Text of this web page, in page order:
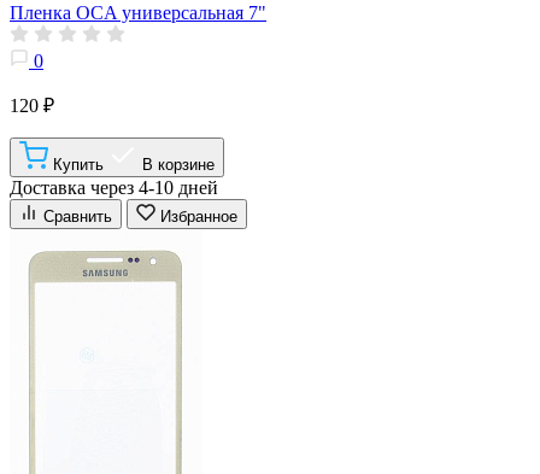
Пленка OCA универсальная 7"
0
120 ₽
Купить В корзине
Доставка через 4-10 дней
Сравнить Избранное